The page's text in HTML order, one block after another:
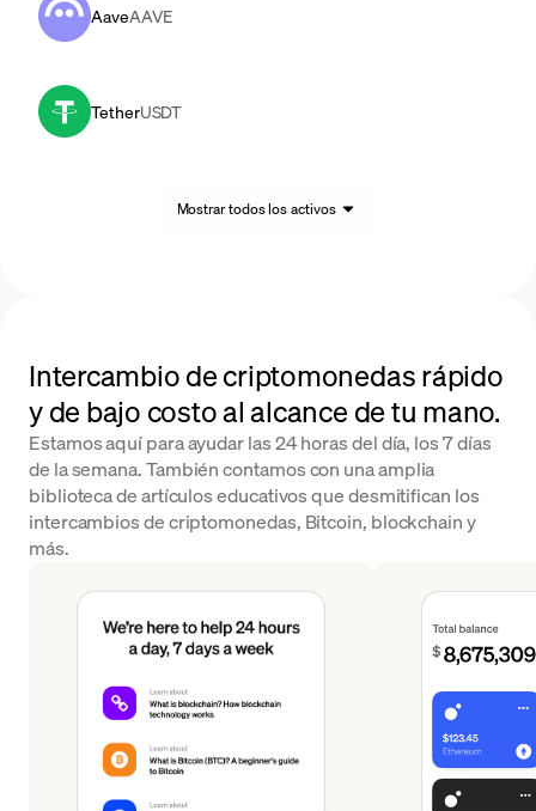
AaveAAVE
TetherUSDT
Mostrar todos los activos
Intercambio de criptomonedas rápido
y de bajo costo al alcance de tu mano.
Estamos aquí para ayudar las 24 horas del día, los 7 días
de la semana. También contamos con una amplia
biblioteca de artículos educativos que desmitifican los
intercambios de criptomonedas, Bitcoin, blockchain y
más.